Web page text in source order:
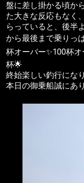
盤に差し掛かる頃か
た大きな反応もなく
らっていると、後半
から最後まで乗りっ
杯オーバー✨100杯
杯🌟
終始楽しい釣行にな
本日の御乗船誠にあ